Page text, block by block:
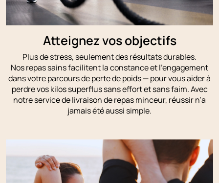
Atteignez vos objectifs
Plus de stress, seulement des résultats durables.
Nos repas sains facilitent la constance et l’engagement
dans votre parcours de perte de poids — pour vous aider à
perdre vos kilos superflus sans effort et sans faim. Avec
notre service de livraison de repas minceur, réussir n’a
jamais été aussi simple.